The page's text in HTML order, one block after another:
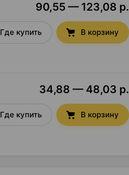
90,55 — 123,08 р.
Где купить В корзину
34,88 — 48,03 р.
Где купить В корзину